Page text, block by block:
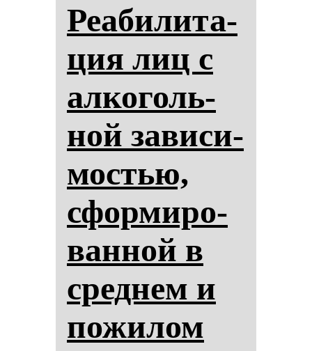
Реаби­ли­та­
ция лиц с
ал­ко­голь­
ной за­ви­си­
мос­тью,
сфор­ми­ро­
ван­ной в
сред­нем и
по­жи­лом